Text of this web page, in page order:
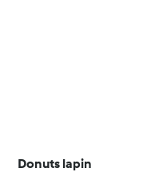
Donuts lapin